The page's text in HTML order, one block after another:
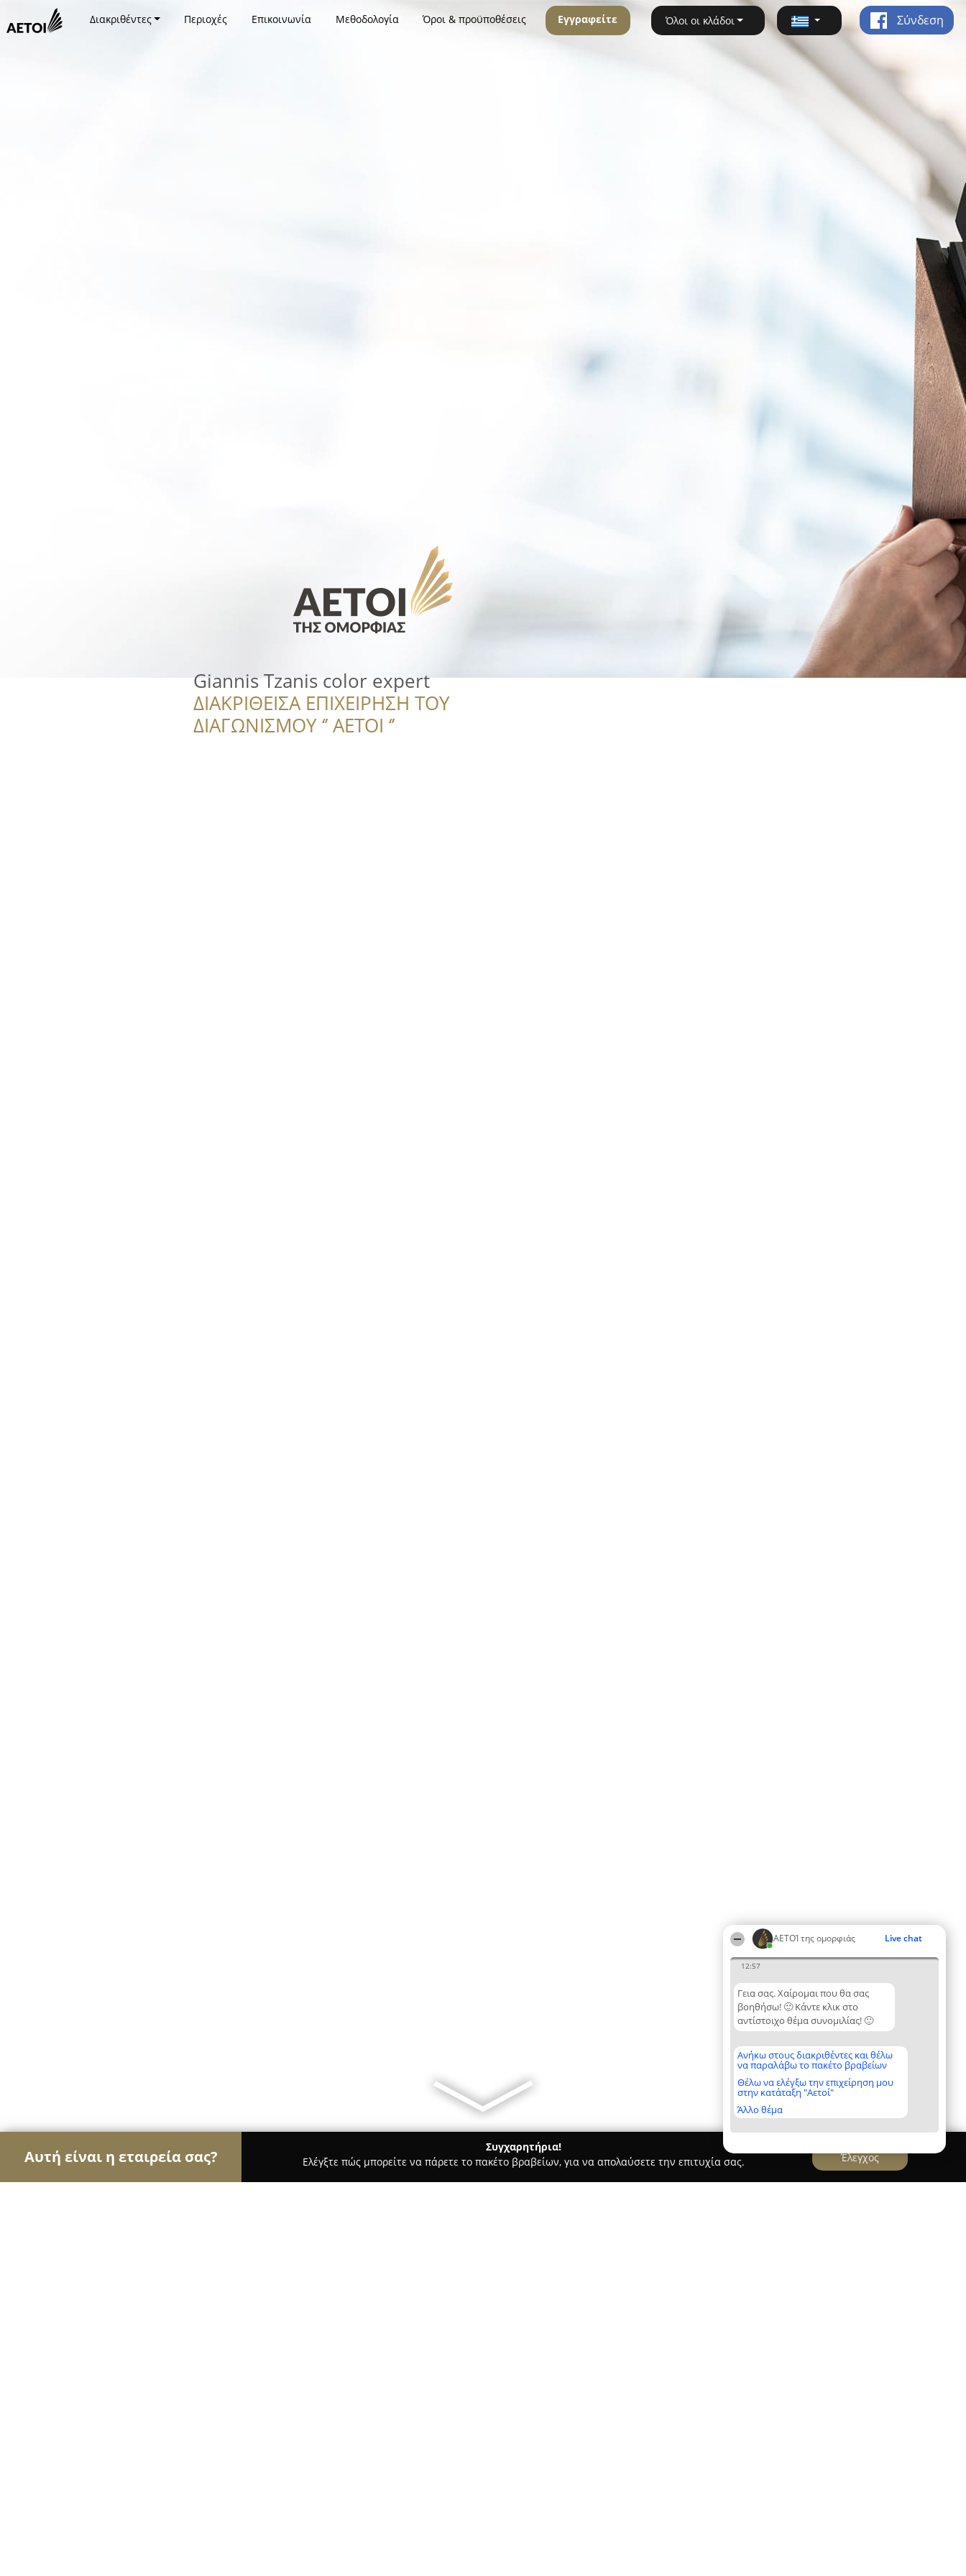
ΑΕΤΟΊ της ομορφιάς Live chat
12:57
Γεια σας. Χαίρομαι που θα σας
βοηθήσω! 🙂 Κάντε κλικ στο
αντίστοιχο θέμα συνομιλίας! 🙂
Ανήκω στους διακριθέντες και θέλω
να παραλάβω το πακέτο βραβείων
Θέλω να ελέγξω την επιχείρηση μου
στην κατάταξη "Αετοί"
Άλλο θέμα
Διακριθέντες Περιοχές Επικοινωνία Μεθοδολογία Όροι & προϋποθέσεις Εγγραφείτε Όλοι οι κλάδοι Σύνδεση
Giannis Tzanis color expert
ΔΙΑΚΡΙΘΕΙΣΑ ΕΠΙΧΕΙΡΗΣΗ ΤΟΥ
ΔΙΑΓΩΝΙΣΜΟΥ ‘’ ΑΕΤΟΙ ‘’
Αυτή είναι η εταιρεία σας?
Συγχαρητήρια!
Ελέγξτε πώς μπορείτε να πάρετε το πακέτο βραβείων, για να απολαύσετε την επιτυχία σας.
Έλεγχος